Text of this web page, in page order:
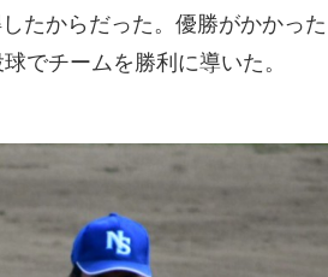
たからだった。優勝がかかった
でチームを勝利に導いた。